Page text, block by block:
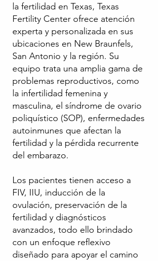
la fertilidad en Texas, Texas
Fertility Center ofrece atención
experta y personalizada en sus
ubicaciones en New Braunfels,
San Antonio y la región. Su
equipo trata una amplia gama de
problemas reproductivos, como
la infertilidad femenina y
masculina, el síndrome de ovario
poliquístico (SOP), enfermedades
autoinmunes que afectan la
fertilidad y la pérdida recurrente
del embarazo.
Los pacientes tienen acceso a
FIV, IIU, inducción de la
ovulación, preservación de la
fertilidad y diagnósticos
avanzados, todo ello brindado
con un enfoque reflexivo
diseñado para apoyar el camino